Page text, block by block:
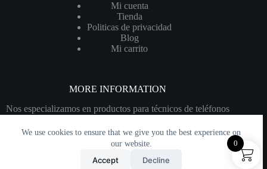
We use cookies to ensure that we give you the best experience on
our website.
Accept Decline
Mi cuenta
Tienda
Politicas de privacidad
Blog
Mi carrito
MORE INFORMATION
Nos especializamos en productos para técnicos de teléfonos
visores, pantallas y mucho mas
Copyright © 2026 Creado por PANTALLAS BOX
0